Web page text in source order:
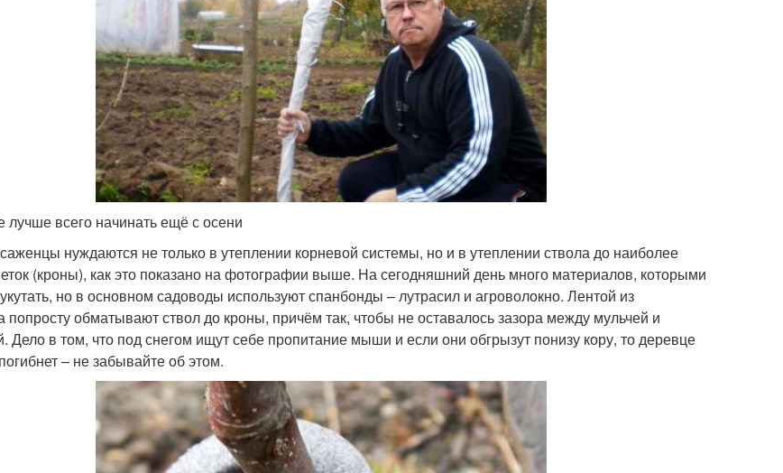
лучше всего начинать ещё с осени
нуждаются не только в утеплении корневой системы, но и в утеплении ствола до наиболее
(кроны), как это показано на фотографии выше. На сегодняшний день много материалов, которыми
но в основном садоводы используют спанбонды – лутрасил и агроволокно. Лентой из
попросту обматывают ствол до кроны, причём так, чтобы не оставалось зазора между мульчей и
Дело в том, что под снегом ищут себе пропитание мыши и если они обгрызут понизу кору, то деревце
– не забывайте об этом.